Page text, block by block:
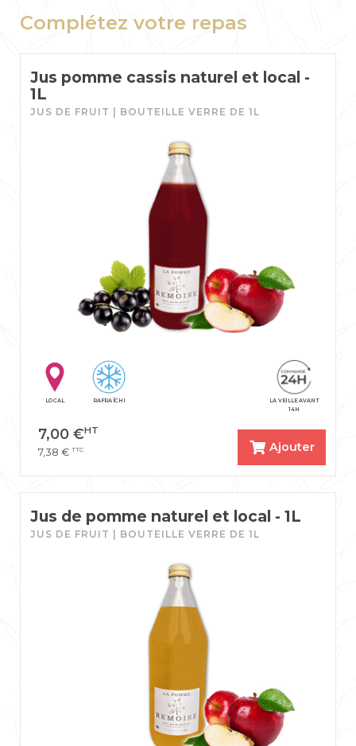
Complétez votre repas
Jus pomme cassis naturel et local -
1L
JUS DE FRUIT | BOUTEILLE VERRE DE 1L
LA VEILLE AVANT
14H
LOCAL RAFRAÎCHI
7,00 €HT
7,38 € TTC Ajouter
Jus de pomme naturel et local - 1L
JUS DE FRUIT | BOUTEILLE VERRE DE 1L